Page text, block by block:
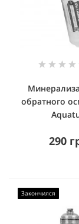
обратного
290
Закончился